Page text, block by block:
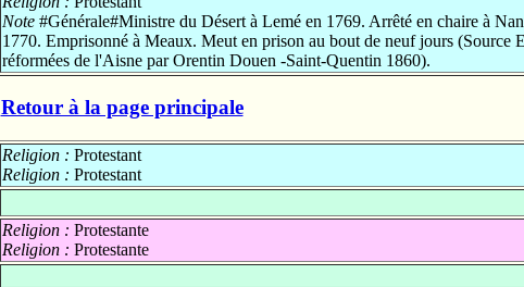
Note #Générale#Ministre du Désert à Lemé en 1769. Arrêté en chaire à
1770. Emprisonné à Meaux. Meut en prison au bout de neuf jours (Source
réformées de l'Aisne par Orentin Douen -Saint-Quentin 1860).
Retour à la page principale
Religion : Protestant
Religion : Protestant
Religion : Protestante
Religion : Protestante